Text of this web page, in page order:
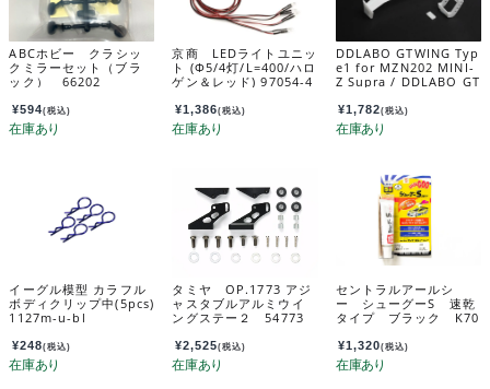
ABCホビー クラシッ
クミラーセット（ブラ
ック） 66202
¥594(税込)
京商 LEDライトユニッ
ト (Φ5/4灯/L=400/ハロ
ゲン＆レッド) 97054-4
¥1,386(税込)
DDLABO GTWING Typ
e1 for MZN202 MINI-
Z Supra / DDLABO GT
202 MINI-Z Supra用
DDL-AWR001
¥1,782(税込)
イーグル模型 カラフル
ボディクリップ中(5pcs)
1127m-u-bl
¥248(税込)
タミヤ OP.1773 アジ
ャスタブルアルミウイ
ングステー２ 54773
¥2,525(税込)
セントラルアールシ
ー シューグーS 速乾
タイプ ブラック K70
¥1,320(税込)